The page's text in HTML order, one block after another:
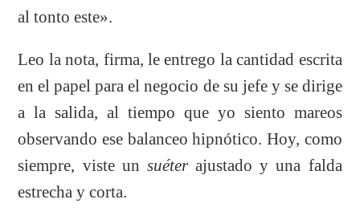
al tonto este».
Leo la nota, firma, le entrego la cantidad escrita
en el papel para el negocio de su jefe y se dirige
a la salida, al tiempo que yo siento mareos
observando ese balanceo hipnótico. Hoy, como
siempre, viste un suéterajustado y una falda
estrecha y corta.